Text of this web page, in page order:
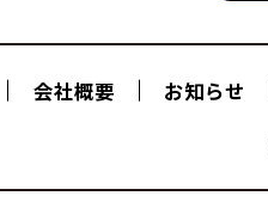
会社概要 お知らせ